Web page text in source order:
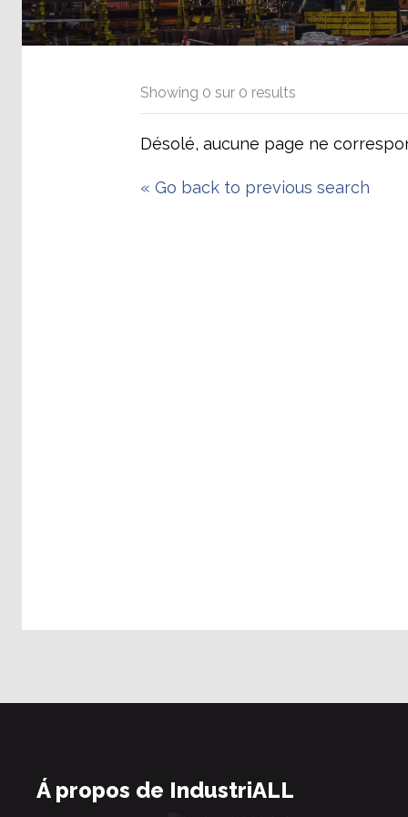
Showing 0sur 0 results
Désolé, aucune page ne
«Go back to previous search
Á propos de IndustriALL